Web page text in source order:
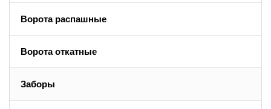
Ворота распашные
Ворота откатные
Заборы